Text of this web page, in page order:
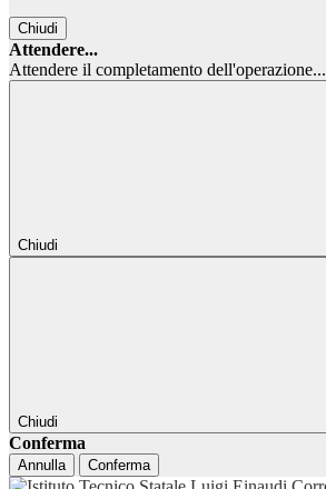
Chiudi
Attendere...
Attendere il completamento dell'operazione...
Chiudi
Chiudi
Conferma
Annulla Conferma